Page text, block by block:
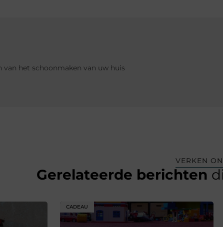
van het schoonmaken van uw huis
VERKEN
Gerelateerde berichten
CADEAU